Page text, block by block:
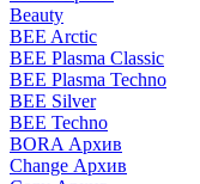
Beauty
BEE Arctic
BEE Plasma Classic
BEE Plasma Techno
BEE Silver
BEE Techno
BORA Архив
Change Архив